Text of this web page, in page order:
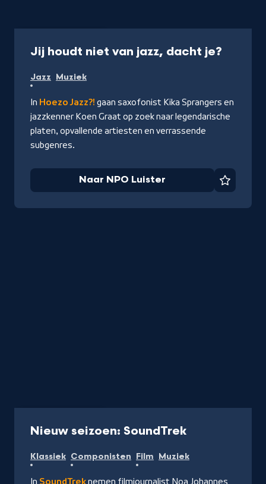
Jij houdt niet van jazz, dacht je?
Jazz Muziek
In Hoezo Jazz?! gaan saxofonist Kika Sprangers en
jazzkenner Koen Graat op zoek naar legendarische
platen, opvallende artiesten en verrassende
subgenres.
Naar NPO Luister
Nieuw seizoen: SoundTrek
NPO
Luister
Klassiek Componisten Film Muziek
In SoundTreknemen filmjournalist Noa Johannes